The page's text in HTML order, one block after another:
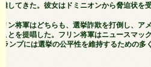
してきた。彼女はドミニオンから脅迫状を
ン将軍はどちらも、選挙詐欺を打倒し、ア
とを提唱した。フリン将軍はニュースマッ
ンプには選挙の公平性を維持するための多